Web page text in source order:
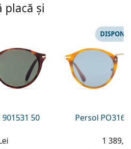
placă și
50 Persol
1